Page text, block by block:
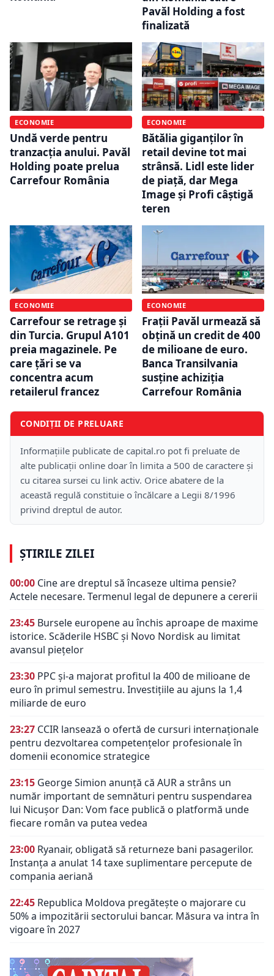
Pavăl Holding a fost
finalizată
ECONOMIE
Undă verde pentru
tranzacția anului. Pavăl
Holding poate prelua
Carrefour România
ECONOMIE
Bătălia giganților în
retail devine tot mai
strânsă. Lidl este lider
de piață, dar Mega
Image și Profi câștigă
teren
ECONOMIE
Carrefour se retrage și
din Turcia. Grupul A101
preia magazinele. Pe
care țări se va
concentra acum
retailerul francez
ECONOMIE
Frații Pavăl urmează să
obțină un credit de 400
de milioane de euro.
Banca Transilvania
susține achiziția
Carrefour România
CONDIȚII DE PRELUARE
Informațiile publicate de capital.ro pot fi preluate de
alte publicații online doar în limita a 500 de caractere și
cu citarea sursei cu link activ. Orice abatere de la
această regulă constituie o încălcare a Legii 8/1996
privind dreptul de autor.
ȘTIRILE ZILEI
00:00 Cine are dreptul să încaseze ultima pensie?
Actele necesare. Termenul legal de depunere a cererii
23:45 Bursele europene au închis aproape de maxime
istorice. Scăderile HSBC și Novo Nordisk au limitat
avansul piețelor
23:30 PPC și-a majorat profitul la 400 de milioane de
euro în primul semestru. Investițiile au ajuns la 1,4
miliarde de euro
23:27 CCIR lansează o ofertă de cursuri internaționale
pentru dezvoltarea competențelor profesionale în
domenii economice strategice
23:15 George Simion anunță că AUR a strâns un
număr important de semnături pentru suspendarea
lui Nicușor Dan: Vom face publică o platformă unde
fiecare român va putea vedea
23:00 Ryanair, obligată să returneze bani pasagerilor.
Instanța a anulat 14 taxe suplimentare percepute de
compania aeriană
22:45 Republica Moldova pregătește o majorare cu
50% a impozitării sectorului bancar. Măsura va intra în
vigoare în 2027